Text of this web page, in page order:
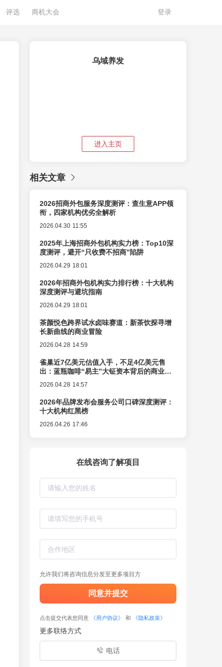
评选 商机大会 登录
乌域养发
进入主页
相关文章
2026招商外包服务深度测评：查生意APP领
衔，四家机构优劣全解析
2026.04.30 11:55
2025年上海招商外包机构实力榜：Top10深
度测评，避开“只收费不招商”陷阱
2026.04.29 18:01
2026年招商外包机构实力排行榜：十大机构
深度测评与避坑指南
2026.04.29 18:01
茶颜悦色跨界试水卤味赛道：新茶饮探寻增
长新曲线的商业冒险
2026.04.28 14:59
雀巢近7亿美元估值入手，不足4亿美元售
出：蓝瓶咖啡“易主”大钲资本背后的商业逻
2026.04.28 14:57
2026年品牌发布会服务公司口碑深度测评：
十大机构红黑榜
2026.04.26 17:46
在线咨询了解项目
允许我们将咨询信息分发至更多项目方
同意并提交
点击提交代表您同意 《用户协议》 和 《隐私政策》
更多联络方式
电话